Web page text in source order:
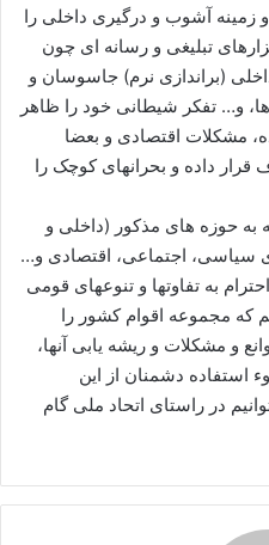
آشوب و درگیری داخلی را
تبلیغی و رسانه ای چون
(براندازی نرم) جاسوسان و
و… تفکر شیطانی خود را ظاهر
مشکلات اقتصادی و بعضا
داده و بحرانهای کوچک را
حوزه های مذکور (داخلی و
اجتماعی، اقتصادی و…
به تفاوتها و تنوعهای قومی
که مجموعه اقوام کشور را
و مشکلات و ریشه یابی آنها،
استفاده دشمنان از این
در راستای اتحاد ملی گام